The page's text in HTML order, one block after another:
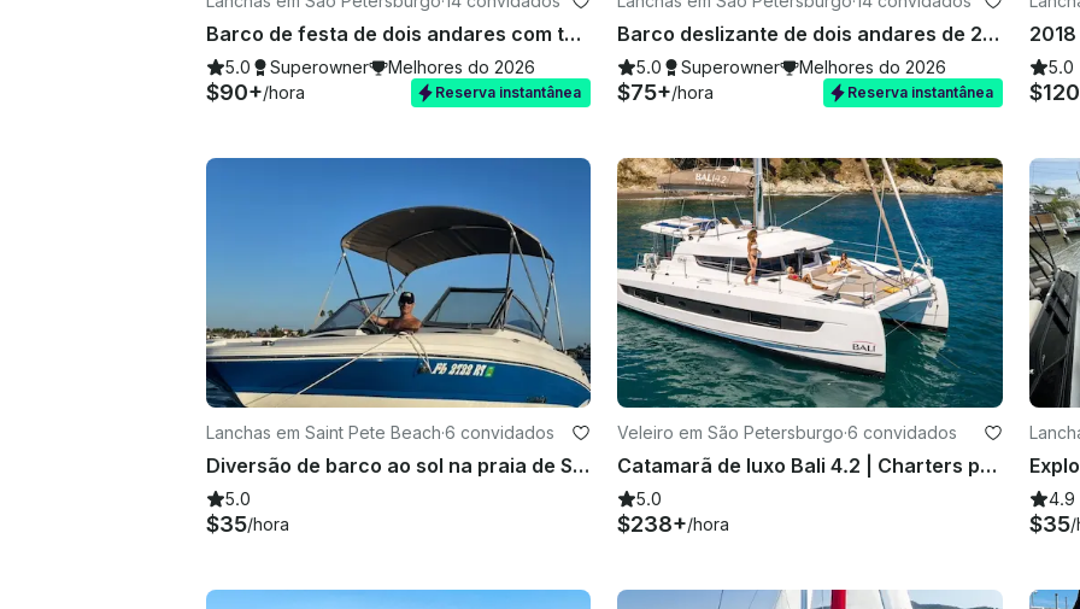
Barco de festa de dois andares com toboágua na Praia da Madeira!
5.0 Superowner Melhores do 2026
$90+/hora Reserva instantânea
Barco deslizante de dois andares de 26 pés em Saint Pete
5.0 Superowner Melhores do 2026
$75+/hora Reserva instantânea
5.0
Lanchas em Saint Pete Beach·6 convidados
Diversão de barco ao sol na praia de St Pete a bordo do Stingray de 19 pés
5.0
$35/hora
Veleiro em São Petersburgo·6 convidados
Catamarã de luxo Bali 4.2 | Charters privados com tudo incluído em St. Pete
5.0
$238+/hora
4.9
$35/